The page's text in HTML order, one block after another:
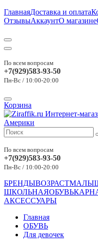
ГлавнаяДоставка и оплата
ОтзывыАккаунтО магазине
По всем вопросам
+7(929)583-93-50
Пн-Вс / 10:00-20:00
Корзина
По всем вопросам
+7(929)583-93-50
Пн-Вс / 10:00-20:00
БРЕНДЫВОЗРАСТ
ШКОЛЬНАЯОБУВЬ
АКСЕССУАРЫ
Главная
ОБУВЬ
Для девочек